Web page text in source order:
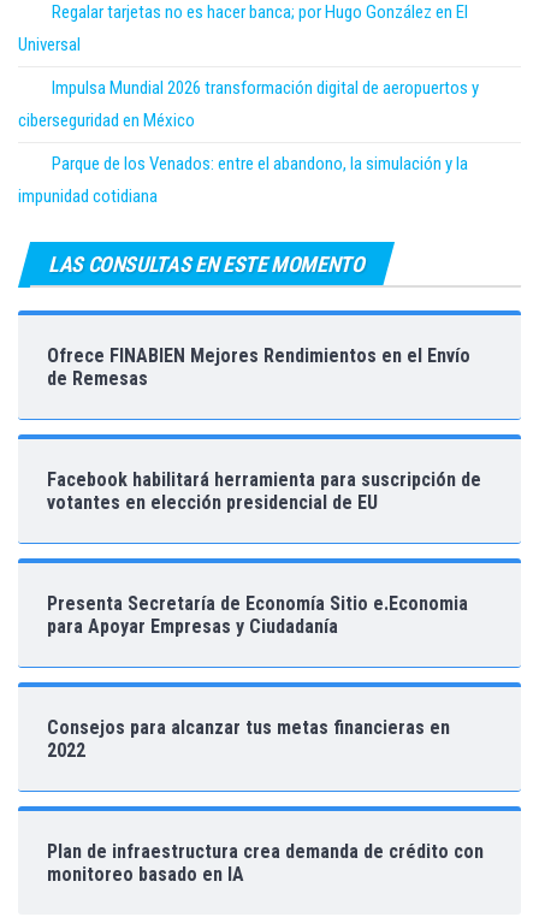
Regalar tarjetas no es hacer banca; por Hugo González en El
Universal
Impulsa Mundial 2026 transformación digital de aeropuertos y
ciberseguridad en México
Parque de los Venados: entre el abandono, la simulación y la
impunidad cotidiana
LAS CONSULTAS EN ESTE MOMENTO
Ofrece FINABIEN Mejores Rendimientos en el Envío
de Remesas
Facebook habilitará herramienta para suscripción de
votantes en elección presidencial de EU
Presenta Secretaría de Economía Sitio e.Economia
para Apoyar Empresas y Ciudadanía
Consejos para alcanzar tus metas financieras en
2022
Plan de infraestructura crea demanda de crédito con
monitoreo basado en IA